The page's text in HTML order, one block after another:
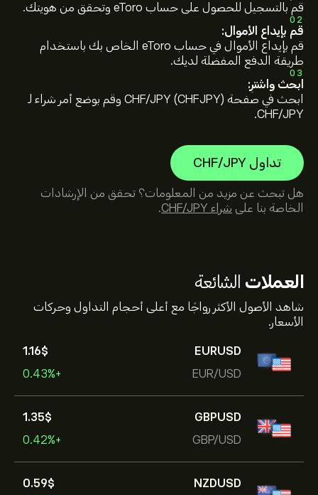
العملات الشائعة
شاهد الأصول الأكثر رواجًا مع أعلى أحجام التداول وحركات
الأسعار.
EURUSD
EUR/USD
1.16‎$‎
+0.43%
GBPUSD
GBP/USD
1.35‎$‎
+0.42%
NZDUSD
0.59‎$‎
قم بالتسجيل للحصول على حساب eToro وتحقق من هويتك.
02
قم بإيداع الأموال:
قم بإيداع الأموال في حساب eToro الخاص بك باستخدام
طريقة الدفع المفضلة لديك.
03
ابحث واشترِ:
ابحث في صفحة CHF/JPY (CHFJPY) وقم بوضع أمر شراء لـ
CHF/JPY.
تداول CHF/JPY
هل تبحث عن مزيد من المعلومات؟ تحقق من الإرشادات
الخاصة بنا على شراء CHF/JPY .